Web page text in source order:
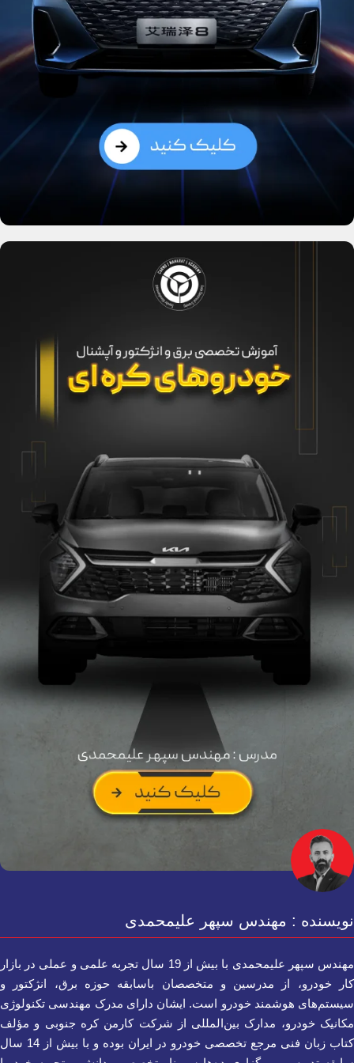
نویسنده : مهندس سپهر علیمحمدی
مهندس سپهر علیمحمدی با بیش از 19 سال تجربه علمی و عملی در بازار
کار خودرو، از مدرسین و متخصصان باسابقه حوزه برق، انژکتور و
سیستم‌های هوشمند خودرو است. ایشان دارای مدرک مهندسی تکنولوژی
مکانیک خودرو، مدارک بین‌المللی از شرکت کارمن کره جنوبی و مؤلف
کتاب زبان فنی مرجع تخصصی خودرو در ایران بوده و با بیش از 14 سال